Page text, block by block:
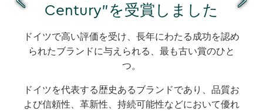
Century”を受賞しました
ドイツで高い評価を受け、長年にわたる成功を認め
られたブランドに与えられる、最も古い賞のひと
つ。
ドイツを代表する歴史あるブランドであり、品質お
よび信頼性、革新性、持続可能性などにおいて優れ